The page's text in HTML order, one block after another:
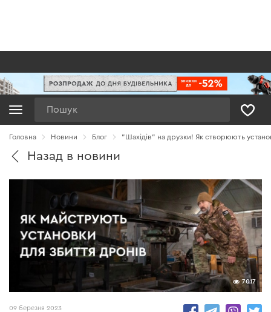
Головна Новини Блог "Шахідів" на друзки! Як створюють
Назад в новини
7017
09 березня 2023